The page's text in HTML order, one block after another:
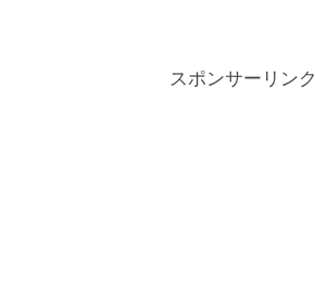
スポンサーリンク